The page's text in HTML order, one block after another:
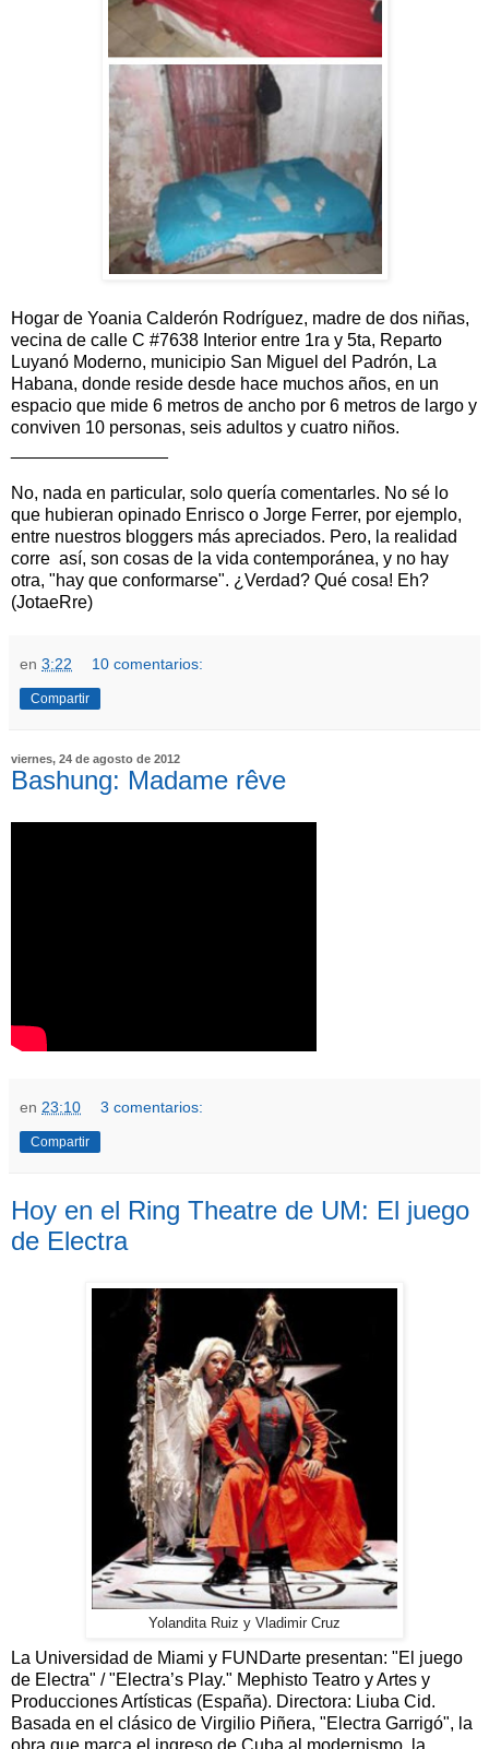
Hogar de Yoania Calderón Rodríguez, madre de dos niñas,
vecina de calle C #7638 Interior entre 1ra y 5ta, Reparto
Luyanó Moderno, municipio San Miguel del Padrón, La
Habana, donde reside desde hace muchos años, en un
espacio que mide 6 metros de ancho por 6 metros de largo y
conviven 10 personas, seis adultos y cuatro niños.
No, nada en particular, solo quería comentarles. No sé lo
que hubieran opinado Enrisco o Jorge Ferrer, por ejemplo,
entre nuestros bloggers más apreciados. Pero, la realidad
corre así, son cosas de la vida contemporánea, y no hay
otra, "hay que conformarse". ¿Verdad? Qué cosa! Eh?
(JotaeRre)
en 3:22 10 comentarios:
Compartir
viernes, 24 de agosto de 2012
Bashung: Madame rêve
en 23:10 3 comentarios:
Compartir
Hoy en el Ring Theatre de UM: El juego
de Electra
Yolandita Ruiz y Vladimir Cruz
La Universidad de Miami y FUNDarte presentan: "El juego
de Electra" / "Electra’s Play." Mephisto Teatro y Artes y
Producciones Artísticas (España). Directora: Liuba Cid.
Basada en el clásico de Virgilio Piñera, "Electra Garrigó", la